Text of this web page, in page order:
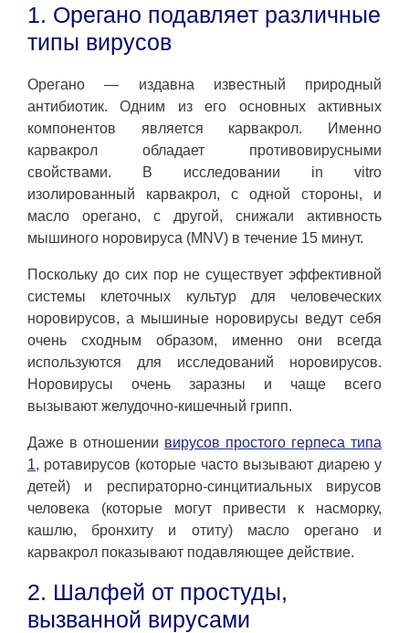
1. Орегано подавляет различные
типы вирусов
Орегано — издавна известный природный
антибиотик. Одним из его основных активных
компонентов является карвакрол. Именно
карвакрол обладает противовирусными
свойствами. В исследовании in vitro
изолированный карвакрол, с одной стороны, и
масло орегано, с другой, снижали активность
мышиного норовируса (MNV) в течение 15 минут.
Поскольку до сих пор не существует эффективной
системы клеточных культур для человеческих
норовирусов, а мышиные норовирусы ведут себя
очень сходным образом, именно они всегда
используются для исследований норовирусов.
Норовирусы очень заразны и чаще всего
вызывают желудочно-кишечный грипп.
Даже в отношении вирусов простого герпеса типа
1, ротавирусов (которые часто вызывают диарею у
детей) и респираторно-синцитиальных вирусов
человека (которые могут привести к насморку,
кашлю, бронхиту и отиту) масло орегано и
карвакрол показывают подавляющее действие.
2. Шалфей от простуды,
вызванной вирусами